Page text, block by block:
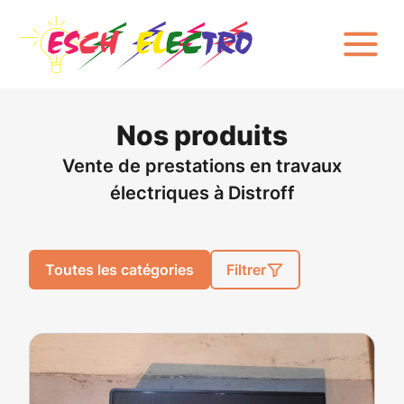
Vente de prestations en travaux
électriques à Distroff
Nos produits
Toutes les catégories Filtrer